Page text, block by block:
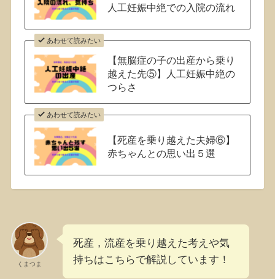
人工妊娠中絶での入院の流れ
あわせて読みたい
【無脳症の子の出産から乗り
越えた先⑤】人工妊娠中絶の
つらさ
あわせて読みたい
【死産を乗り越えた夫婦⑥】
赤ちゃんとの思い出５選
くまつま
死産，流産を乗り越えた考えや気
持ちはこちらで解説しています！